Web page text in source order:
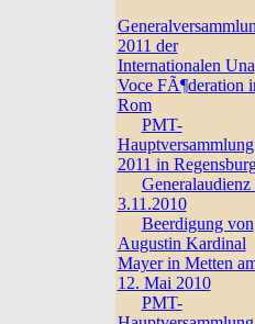
2011 der
Internationalen Una
Voce FÃ¶deration
Rom
PMT-
Hauptversammlung
2011 in
Generalaudienz
3.11.2010
Beerdigung von
Augustin Kardinal
Mayer in Metten
12. Mai 2010
PMT-